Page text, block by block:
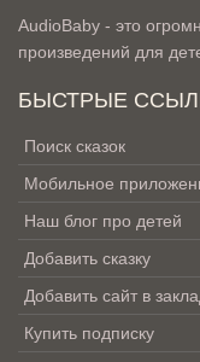
AudioBaby - это
произведений для
БЫСТРЫЕ
Поиск сказок
Мобильное
Наш блог про детей
Добавить сказку
Добавить сайт в
Купить подписку